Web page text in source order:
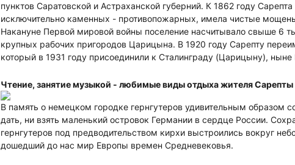
пунктов Саратовской и Астраханской губерний. К 1862 году
исключительно каменных - противопожарных, имела чистые
Накануне Первой мировой войны поселение насчитывало свыше 6
крупных рабочих пригородов Царицына. В 1920 году Сарепту
который в 1931 году присоединили к Сталинграду (Царицыну), ныне
Чтение, занятие музыкой - любимые виды отдыха жителя Сарепты
В память о немецком городке гернгутеров удивительным образом
дать, ни взять маленький островок Германии в сердце России.
гернгутеров под предводительством кирхи выстроились вокруг
дошедший до нас мир Европы времен Средневековья.